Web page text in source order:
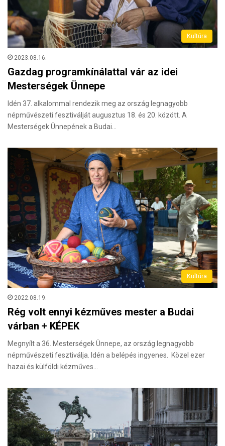
Kultúra
2023.08.16.
Gazdag programkínálattal vár az idei
Mesterségek Ünnepe
Idén 37. alkalommal rendezik meg az ország legnagyobb
népművészeti fesztiválját augusztus 18. és 20. között. A
Mesterségek Ünnepének a Budai…
Kultúra
2022.08.19.
Rég volt ennyi kézműves mester a Budai
várban + KÉPEK
Megnyílt a 36. Mesterségek Ünnepe, az ország legnagyobb
népművészeti fesztiválja. Idén a belépés ingyenes. Közel ezer
hazai és külföldi kézműves…